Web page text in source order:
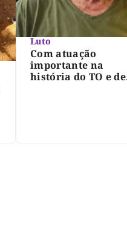
Luto
Com atuação
importante na
história do TO e de